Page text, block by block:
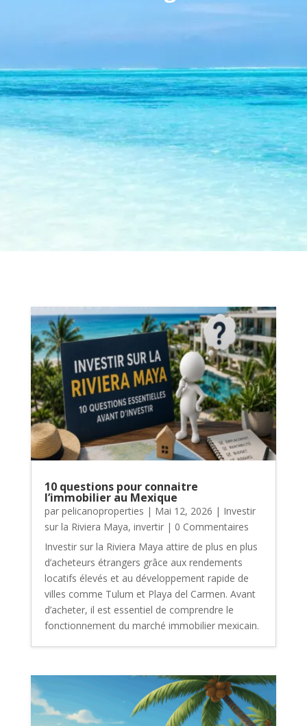
10 questions pour connaitre
l’immobilier au Mexique
par pelicanoproperties | Mai 12, 2026 | Investir
sur la Riviera Maya, invertir| 0 Commentaires
Investir sur la Riviera Maya attire de plus en plus
d’acheteurs étrangers grâce aux rendements
locatifs élevés et au développement rapide de
villes comme Tulum et Playa del Carmen. Avant
d’acheter, il est essentiel de comprendre le
fonctionnement du marché immobilier mexicain.